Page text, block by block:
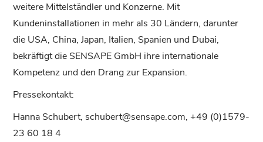
weitere Mittelständler und Konzerne. Mit
Kundeninstallationen in mehr als 30 Ländern, darunter
die USA, China, Japan, Italien, Spanien und Dubai,
bekräftigt die SENSAPE GmbH ihre internationale
Kompetenz und den Drang zur Expansion.
Pressekontakt:
Hanna Schubert, schubert@sensape.com, +49 (0)1579-
23 60 18 4